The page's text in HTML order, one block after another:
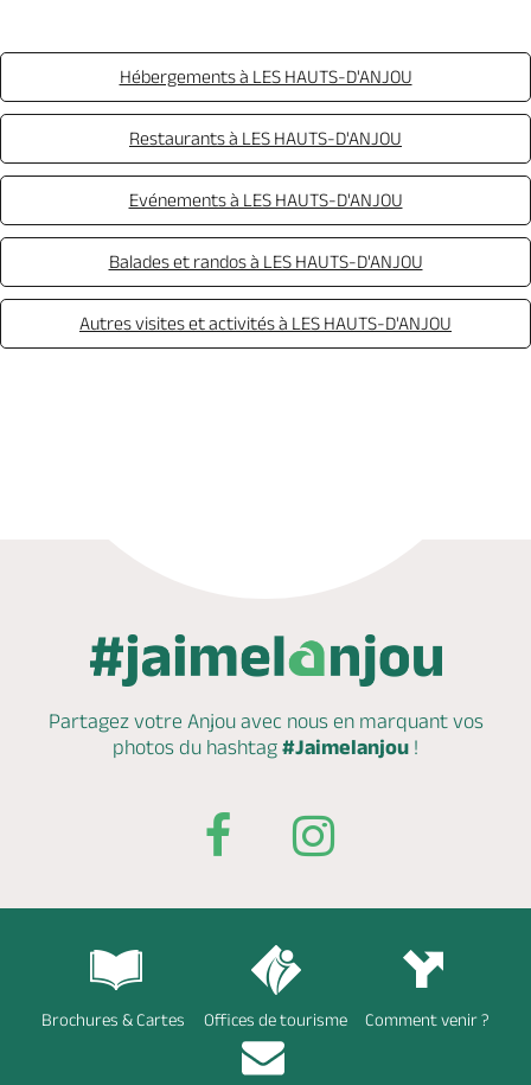
Hébergements à LES HAUTS-D'ANJOU
Restaurants à LES HAUTS-D'ANJOU
Evénements à LES HAUTS-D'ANJOU
Balades et randos à LES HAUTS-D'ANJOU
Autres visites et activités à LES HAUTS-D'ANJOU
Partagez votre Anjou avec nous en marquantvos
photos du hashtag #Jaimelanjou !
Brochures & Cartes Offices de tourisme Comment venir ?